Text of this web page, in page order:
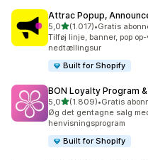
Attrac Popup,
5,0ud af 5 stjerner
(1.017)
1017 anmeldelser i alt
•Gratis
Tilføj linje, banner, pop
nedtællingsur
Built for Shopify
BON Loyalty Program
5,0ud af 5 stjerner
(1.809)
1809 anmeldelser i alt
•Gratis
Øg det gentagne salg
henvisningsprogram
Built for Shopify